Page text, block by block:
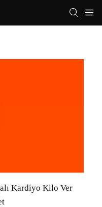
Kardiyo Kilo Ver